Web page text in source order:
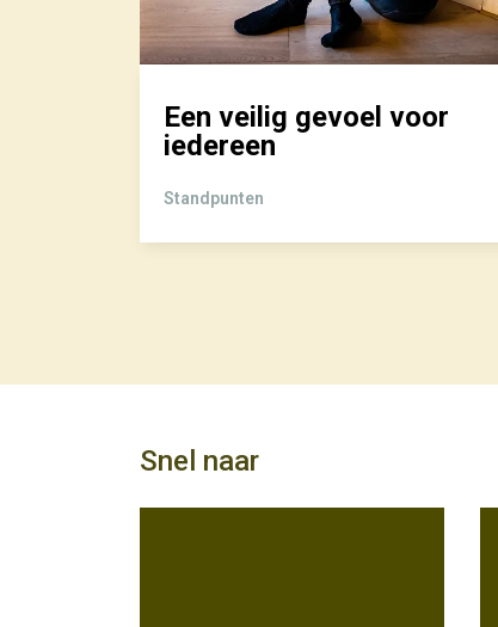
Een veilig gevoel voor
iedereen
Standpunten
Snel naar